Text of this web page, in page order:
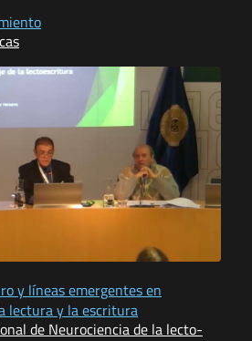
y líneas emergentes en
lectura y la escritura
de Neurociencia de la lecto-